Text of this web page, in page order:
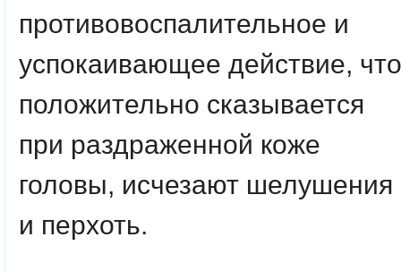
противовоспалительное и
успокаивающее действие, что
положительно сказывается
при раздраженной коже
головы, исчезают шелушения
и перхоть.